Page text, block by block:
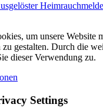
um unsere Website
gestalten. Durch die
dieser Verwendung zu.
Settings